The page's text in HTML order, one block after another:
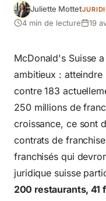
Juliette Mottet
4 min de lecture 19
McDonald's Suisse
ambitieux :
contre 183
250 millions de
croissance, ce sont
contrats de
franchisés qui
juridique suisse
200 restaurants, 41